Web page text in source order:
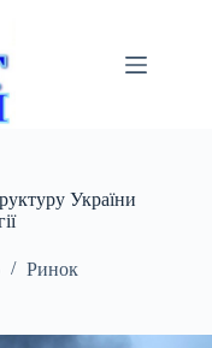
України
Ринок